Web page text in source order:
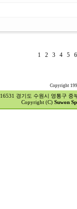
1 2 3 4 5 6
Copyright
16531 경기도 수원시 영통구 중
Copyright (C) Suwon